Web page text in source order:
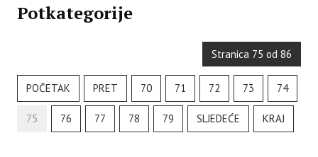
Potkategorije
Stranica 75 od 86
POČETAK PRET 70 71 72 73 74
75 76 77 78 79 SLJEDEĆE KRAJ